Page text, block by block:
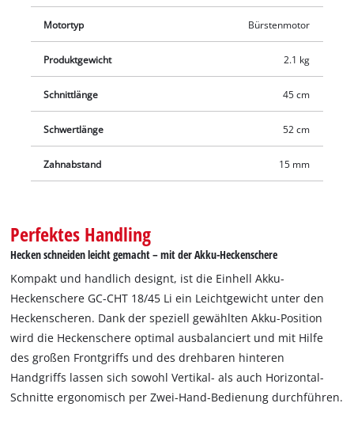
hochwertigen Power X-Change-Reihe sind grenzenlos mit
allen Systemgeräten kombinierbar. Für den Betrieb der Akku-
ohne Akku und Ladegerät, diese sind separat erhältlich, zum
Beispiel als praktisches Starter-Set in verschiedenen Größen.
Motortyp Bürstenmotor
Produktgewicht 2.1 kg
Schnittlänge 45 cm
Schwertlänge 52 cm
Zahnabstand 15 mm
Perfektes Handling
Hecken schneiden leicht gemacht – mit der Akku-Heckenschere
Kompakt und handlich designt, ist die Einhell Akku-
Heckenschere GC-CHT 18/45 Li ein Leichtgewicht unter den
Heckenscheren. Dank der speziell gewählten Akku-Position
wird die Heckenschere optimal ausbalanciert und mit Hilfe
des großen Frontgriffs und des drehbaren hinteren
Handgriffs lassen sich sowohl Vertikal- als auch Horizontal-
Schnitte ergonomisch per Zwei-Hand-Bedienung durchführen.